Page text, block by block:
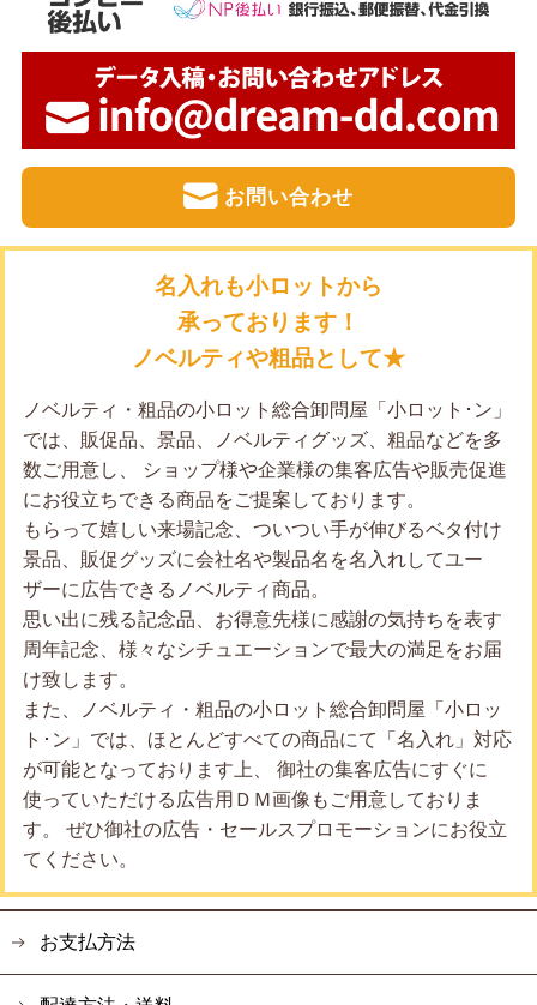
お問い合わせ
名入れも小ロットから
承っております！
ノベルティや粗品として★
ノベルティ・粗品の小ロット総合卸問屋「小ロット･ン」
では、販促品、景品、ノベルティグッズ、粗品などを多
数ご用意し、 ショップ様や企業様の集客広告や販売促進
にお役立ちできる商品をご提案しております。
もらって嬉しい来場記念、ついつい手が伸びるベタ付け
景品、販促グッズに会社名や製品名を名入れしてユー
ザーに広告できるノベルティ商品。
思い出に残る記念品、お得意先様に感謝の気持ちを表す
周年記念、様々なシチュエーションで最大の満足をお届
け致します。
また、ノベルティ・粗品の小ロット総合卸問屋「小ロッ
ト･ン」では、ほとんどすべての商品にて「名入れ」対応
が可能となっております上、 御社の集客広告にすぐに
使っていただける広告用ＤＭ画像もご用意しておりま
す。 ぜひ御社の広告・セールスプロモーションにお役立
てください。
お支払方法